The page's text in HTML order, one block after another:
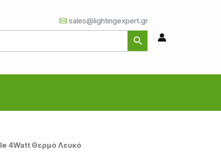
sales@lightingexpert.gr
4Watt Θερμό Λευκό